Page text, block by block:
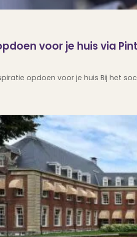
voor je huis via
opdoen voor je huis Bij het